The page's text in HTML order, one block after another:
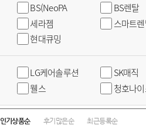
BS(NeoPA BS렌탈
세라젬
스마트
현대큐밍
LG케어솔루션 SK매직
웰스
청호나
인기상품순 후기많은순 최근등록순